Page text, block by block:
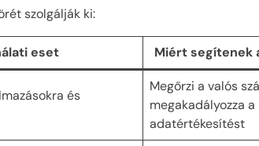
szolgálják ki:
eset Miért segítenek
és
Megőrzi a valós
megakadályozza
adatértékesítést